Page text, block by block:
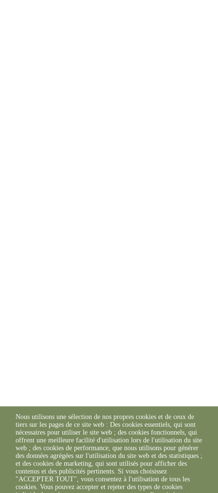
Nous utilisons une sélection de nos propres cookies et de ceux de
tiers sur les pages de ce site web : Des cookies essentiels, qui sont
nécessaires pour utiliser le site web ; des cookies fonctionnels, qui
offrent une meilleure facilité d'utilisation lors de l'utilisation du site
web ; des cookies de performance, que nous utilisons pour générer
des données agrégées sur l'utilisation du site web et des statistiques ;
et des cookies de marketing, qui sont utilisés pour afficher des
contenus et des publicités pertinents. Si vous choisissez
"ACCEPTER TOUT", vous consentez à l'utilisation de tous les
cookies. Vous pouvez accepter et rejeter des types de cookies